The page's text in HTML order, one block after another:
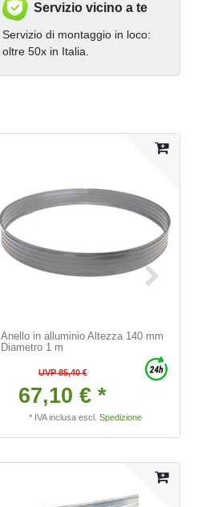
Servizio vicino a te
Servizio di montaggio in loco:
oltre 50x in Italia.
Anello in alluminio Altezza 140 mm
Diametro 1 m
UVP 85,40 €
67,10 € *
* IVA inclusa escl.Spedizione